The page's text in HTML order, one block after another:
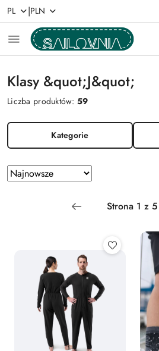
Przejdź do treści głównej
Przejdź do wyszukiwarki
Przejdź do moje konto
Przejdź do menu głównego
Przejdź do stopki
PL |PLN
Klasy &quot;J&quot;
Liczba produktów:59
Kategorie
Zastosowano
sortowanie:
Sortuj
według